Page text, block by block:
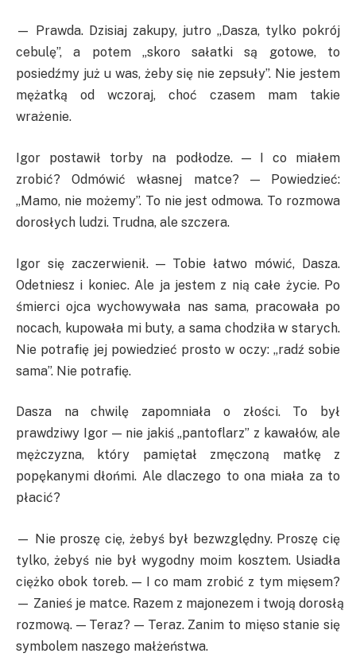
— Prawda. Dzisiaj zakupy, jutro „Dasza, tylko pokrój
cebulę”, a potem „skoro sałatki są gotowe, to
posiedźmy już u was, żeby się nie zepsuły”. Nie jestem
mężatką od wczoraj, choć czasem mam takie
wrażenie.
Igor postawił torby na podłodze. — I co miałem
zrobić? Odmówić własnej matce? — Powiedzieć:
„Mamo, nie możemy”. To nie jest odmowa. To rozmowa
dorosłych ludzi. Trudna, ale szczera.
Igor się zaczerwienił. — Tobie łatwo mówić, Dasza.
Odetniesz i koniec. Ale ja jestem z nią całe życie. Po
śmierci ojca wychowywała nas sama, pracowała po
nocach, kupowała mi buty, a sama chodziła w starych.
Nie potrafię jej powiedzieć prosto w oczy: „radź sobie
sama”. Nie potrafię.
Dasza na chwilę zapomniała o złości. To był
prawdziwy Igor — nie jakiś „pantoflarz” z kawałów, ale
mężczyzna, który pamiętał zmęczoną matkę z
popękanymi dłońmi. Ale dlaczego to ona miała za to
płacić?
— Nie proszę cię, żebyś był bezwzględny. Proszę cię
tylko, żebyś nie był wygodny moim kosztem. Usiadła
ciężko obok toreb. — I co mam zrobić z tym mięsem?
— Zanieś je matce. Razem z majonezem i twoją dorosłą
rozmową. — Teraz? — Teraz. Zanim to mięso stanie się
symbolem naszego małżeństwa.